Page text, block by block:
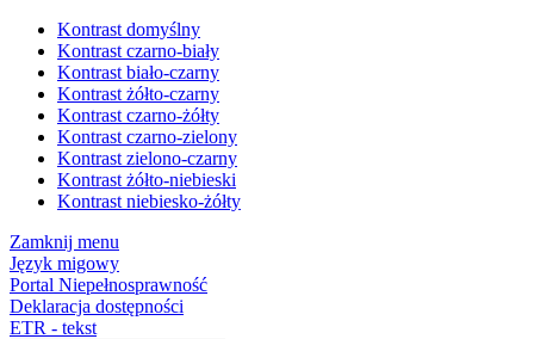
Kontrast domyślny
Kontrast czarno-biały
Kontrast biało-czarny
Kontrast żółto-czarny
Kontrast czarno-żółty
Kontrast czarno-zielony
Kontrast zielono-czarny
Kontrast żółto-niebieski
Kontrast niebiesko-żółty
Zamknij menu
Język migowy
Portal Niepełnosprawność
Deklaracja dostępności
ETR - tekst